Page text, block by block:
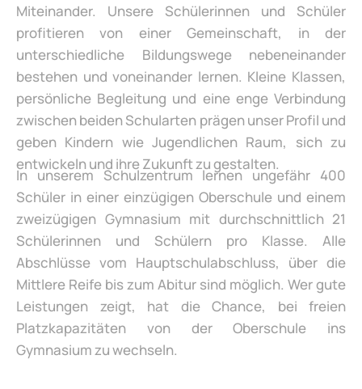
Miteinander. Unsere Schülerinnen und Schüler
profitieren von einer Gemeinschaft, in der
unterschiedliche Bildungswege nebeneinander
bestehen und voneinander lernen. Kleine Klassen,
persönliche Begleitung und eine enge Verbindung
zwischen beiden Schularten prägen unser Profil und
geben Kindern wie Jugendlichen Raum, sich zu
entwickeln und ihre Zukunft zu gestalten.
In unserem Schulzentrum lernen ungefähr 400
Schüler in einer einzügigen Oberschule und einem
zweizügigen Gymnasium mit durchschnittlich 21
Schülerinnen und Schülern pro Klasse. Alle
Abschlüsse vom Hauptschulabschluss, über die
Mittlere Reife bis zum Abitur sind möglich. Wer gute
Leistungen zeigt, hat die Chance, bei freien
Platzkapazitäten von der Oberschule ins
Gymnasium zu wechseln.